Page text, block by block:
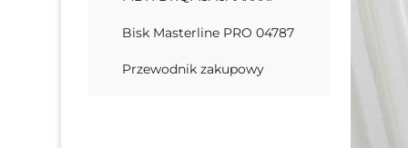
Bisk Masterline PRO 04787
Przewodnik zakupowy